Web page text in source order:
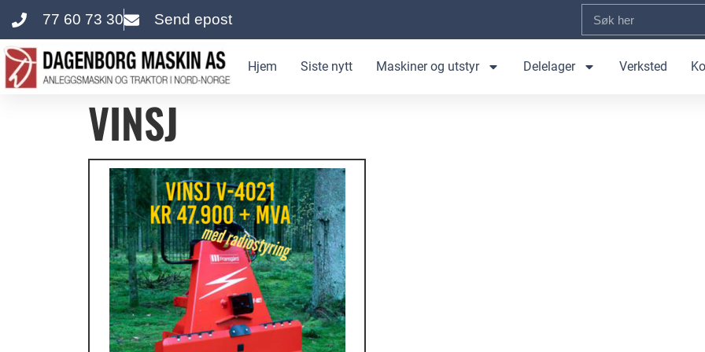
innholdet77 60 73 30 Send epost
Hjem Siste nytt Maskiner og utstyr Delelager Verksted
VINSJ